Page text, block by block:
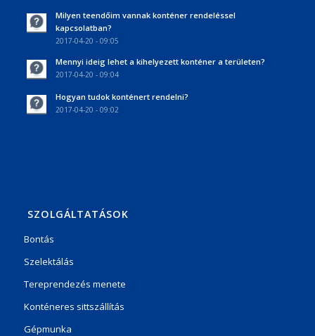
Milyen teendőim vannak konténer rendeléssel
kapcsolatban?
2017-04-20 - 09:05
Mennyi ideig lehet a kihelyezett konténer a területen?
2017-04-20 - 09:04
Hogyan tudok konténert rendelni?
2017-04-20 - 09:02
SZOLGÁLTATÁSOK
Bontás
Szelektálás
Tereprendezés menete
Konténeres sittszállítás
Gépmunka